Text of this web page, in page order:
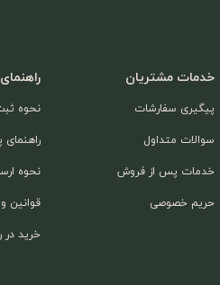
خدمات مشتریان
پیگیری سفارشات
سوالات متداول
خدمات پس از فروش
حریم خصوصی
نحوه
راهنمای
نحوه
قوانین
خرید در